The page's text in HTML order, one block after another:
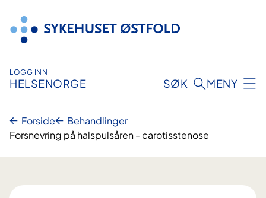
innhold
LOGG INN
HELSENORGE SØK MENY
Forside
Behandlinger
Forsnevring på halspulsåren - carotisstenose